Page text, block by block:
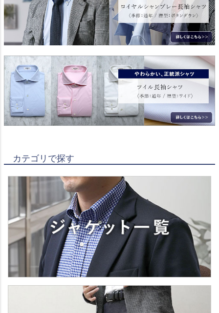
カテゴリで探す